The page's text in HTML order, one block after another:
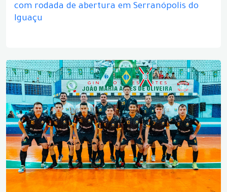
com rodada de abertura em Serranópolis do
Iguaçu